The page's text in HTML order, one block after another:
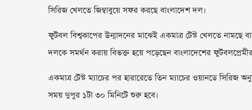
সিরিজ খেলতে জিম্বাবুয়ে সফর করছে বাংলাদেশ দল।
ফুটবল বিশ্বকাপের উন্মাদনের মাঝেই একমাত্র টেস্ট খেলতে নামছে
দলকে সমর্থন করায় বিভক্ত হয়ে পড়েছেন বাংলাদেশের
একমাত্র টেস্ট ম্যাচের পর হারারেতে তিন ম্যাচের ওয়ানডে
সময় দুপুর ১টা ৩০ মিনিটে শুরু হবে।